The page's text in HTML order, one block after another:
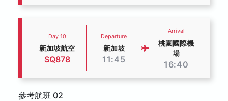
Day 10
新加坡航空
SQ878
Departure
新加坡
11:45
Arrival
桃園國際機
場
16:40
參考航班 02